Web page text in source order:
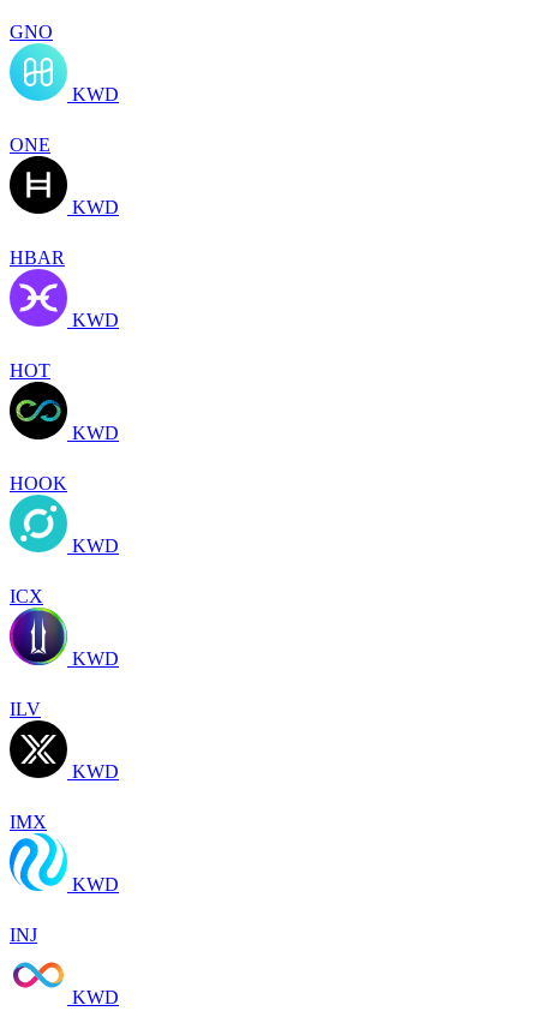
GNO
KWD
ONE
KWD
HBAR
KWD
HOT
KWD
HOOK
KWD
ICX
KWD
ILV
KWD
IMX
KWD
INJ
KWD